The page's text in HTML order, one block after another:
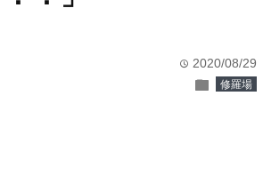
time 2020/08/29
folder 修羅場